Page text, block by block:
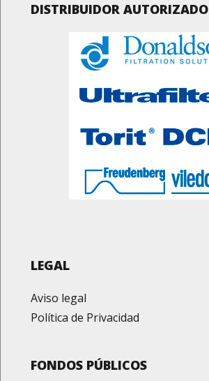
DISTRIBUIDOR AUTORIZADO
LEGAL
Aviso legal
Política de Privacidad
FONDOS PÚBLICOS